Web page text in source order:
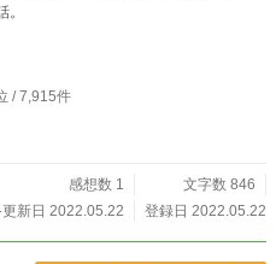
/ 7,915件
感想数 1
文字数 846
新日 2022.05.22
登録日 2022.05.22